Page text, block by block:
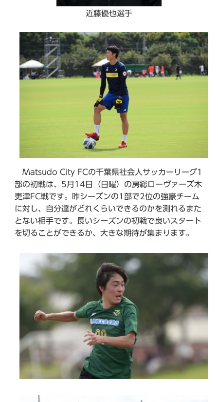
近藤優也選手
Matsudo City FCの千葉県社会人サッカーリーグ1
部の初戦は、5月14日（日曜）の房総ローヴァーズ木
更津FC戦です。昨シーズンの1部で2位の強豪チーム
に対し、自分達がどれくらいできるのかを測れるまた
とない相手です。長いシーズンの初戦で良いスタート
を切ることができるか、大きな期待が集まります。